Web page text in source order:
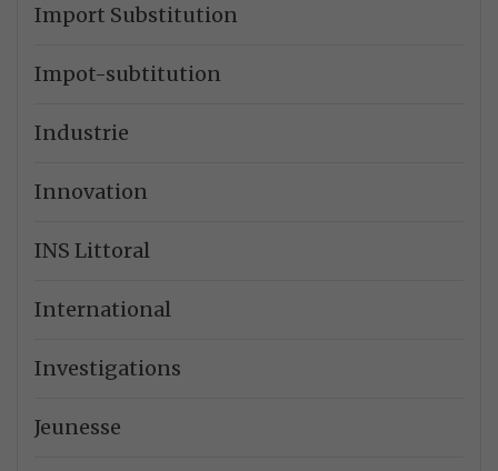
Import Substitution
Impot-subtitution
Industrie
Innovation
INS Littoral
International
Investigations
Jeunesse